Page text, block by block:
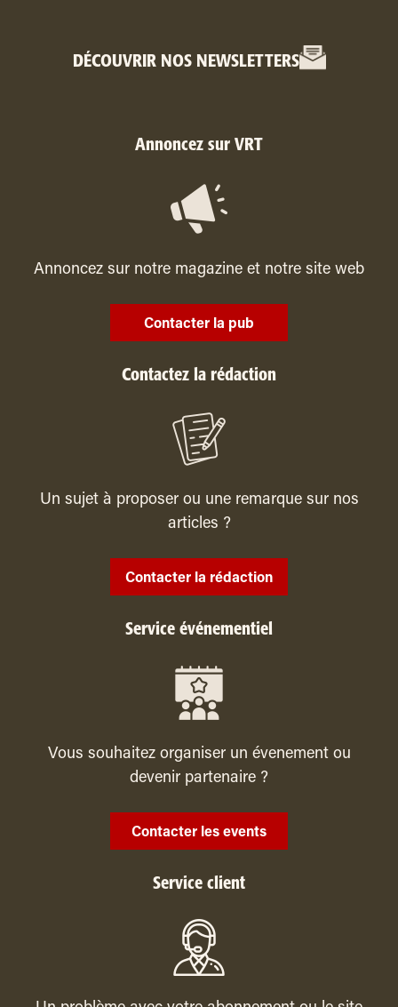
DÉCOUVRIR NOS NEWSLETTERS
Annoncez sur VRT
Annoncez sur notre magazine et notre site web
Contacter la pub
Contactez la rédaction
Un sujet à proposer ou une remarque sur nos
articles ?
Contacter la rédaction
Service événementiel
Vous souhaitez organiser un évenement ou
devenir partenaire ?
Contacter les events
Service client